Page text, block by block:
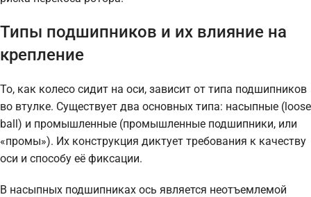
Типы подшипников и их влияние на
крепление
То, как колесо сидит на оси, зависит от типа подшипников
во втулке. Существует два основных типа: насыпные (loose
ball) и промышленные (промышленные подшипники, или
«промы»). Их конструкция диктует требования к качеству
оси и способу её фиксации.
В насыпных подшипниках ось является неотъемлемой